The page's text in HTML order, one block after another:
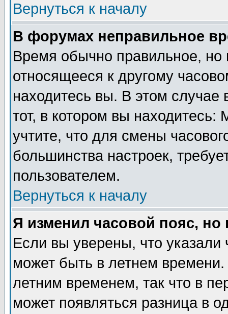
Вернуться к началу
В форумах неправильное
Время обычно правильное,
относящееся к другому
находитесь вы. В этом
тот, в котором вы
учтите, что для смены
большинства настроек,
пользователем.
Вернуться к началу
Я изменил часовой пояс,
Если вы уверены, что указали
может быть в летнем
летним временем, так что в
может появляться разница в